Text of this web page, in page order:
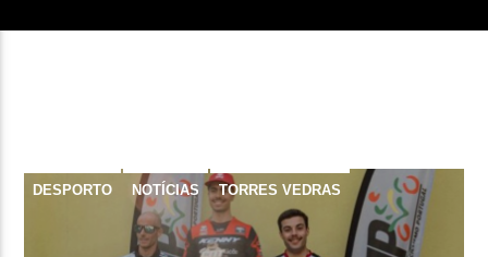
TÍTULO
DESPORTO NOTÍCIAS TORRES VEDRAS